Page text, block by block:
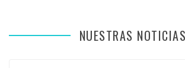
NUESTRAS NOTICIAS